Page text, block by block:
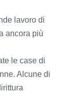
lavoro di
ancora più
le case di
Alcune di